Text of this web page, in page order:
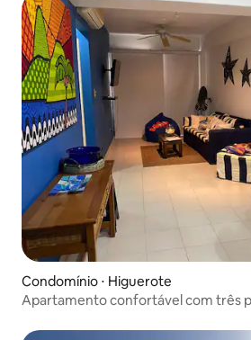
Condomínio ⋅ Higuerote
Apartamento confortável com três